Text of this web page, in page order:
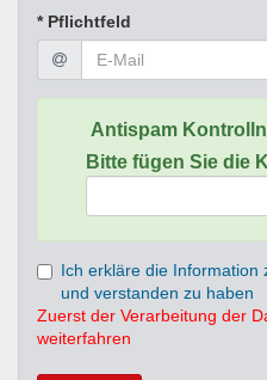
* Pflichtfeld
Antispam
Bitte fügen Sie die
Ich erkläre die Information
und verstanden zu haben
Zuerst der Verarbeitung der
weiterfahren